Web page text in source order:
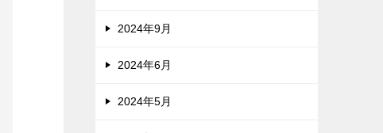
2024年9月
2024年6月
2024年5月